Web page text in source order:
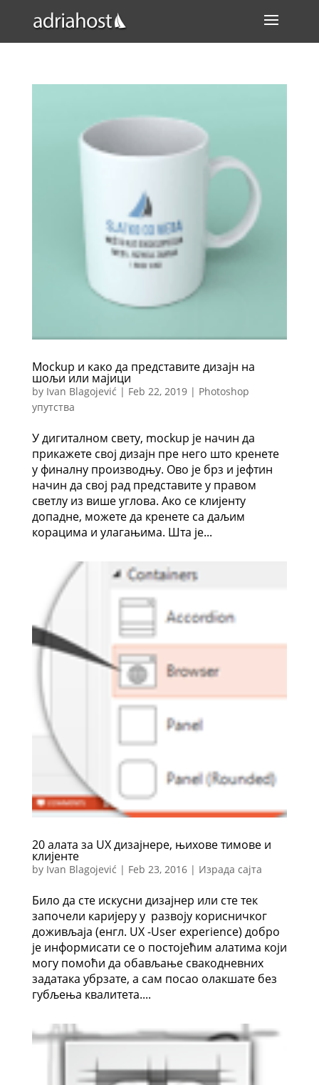
Mockup и како да представите дизајн на
шољи или мајици
by Ivan Blagojević | Feb 22, 2019| Photoshop
упутства
У дигиталном свету, mockup је начин да
прикажете свој дизајн пре него што кренете
у финалну производњу. Ово је брз и јефтин
начин да свој рад представите у правом
светлу из више углова. Ако се клијенту
допадне, можете да кренете са даљим
корацима и улагањима. Шта је...
20 алата за UX дизајнере, њихове тимове и
клијенте
by Ivan Blagojević | Feb 23, 2016| Израда сајта
Било да сте искусни дизајнер или сте тек
започели каријеру у развоју корисничког
доживљаја (енгл. UX -User experience) добро
је информисати се о постојећим алатима који
могу помоћи да обављање свакодневних
задатака убрзате, а сам посао олакшате без
губљења квалитета....